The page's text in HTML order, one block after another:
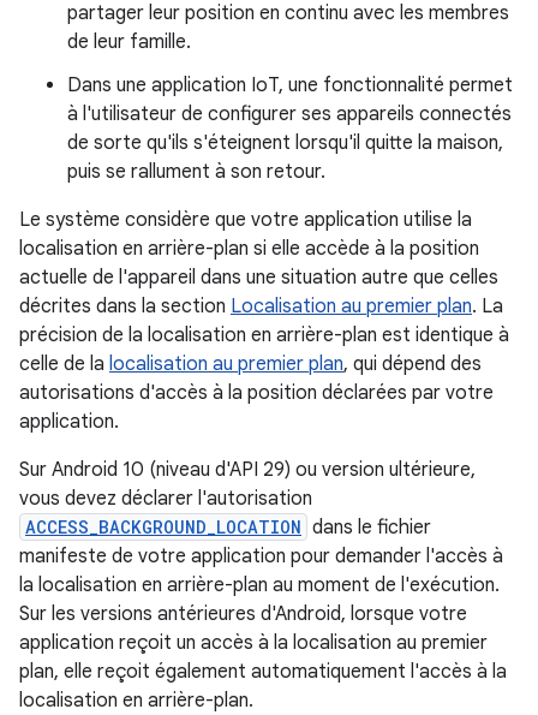
partager leur position en continu avec les membres
de leur famille.
Dans une application IoT, une fonctionnalité permet
à l'utilisateur de configurer ses appareils connectés
de sorte qu'ils s'éteignent lorsqu'il quitte la maison,
puis se rallument à son retour.
Le système considère que votre application utilise la
localisation en arrière-plan si elle accède à la position
actuelle de l'appareil dans une situation autre que celles
décrites dans la section Localisation au premier plan. La
précision de la localisation en arrière-plan est identique à
celle de la localisation au premier plan, qui dépend des
autorisations d'accès à la position déclarées par votre
application.
Sur Android 10 (niveau d'API 29) ou version ultérieure,
vous devez déclarer l'autorisation
ACCESS_BACKGROUND_LOCATION dans le fichier
manifeste de votre application pour demander l'accès à
la localisation en arrière-plan au moment de l'exécution.
Sur les versions antérieures d'Android, lorsque votre
application reçoit un accès à la localisation au premier
plan, elle reçoit également automatiquement l'accès à la
localisation en arrière-plan.